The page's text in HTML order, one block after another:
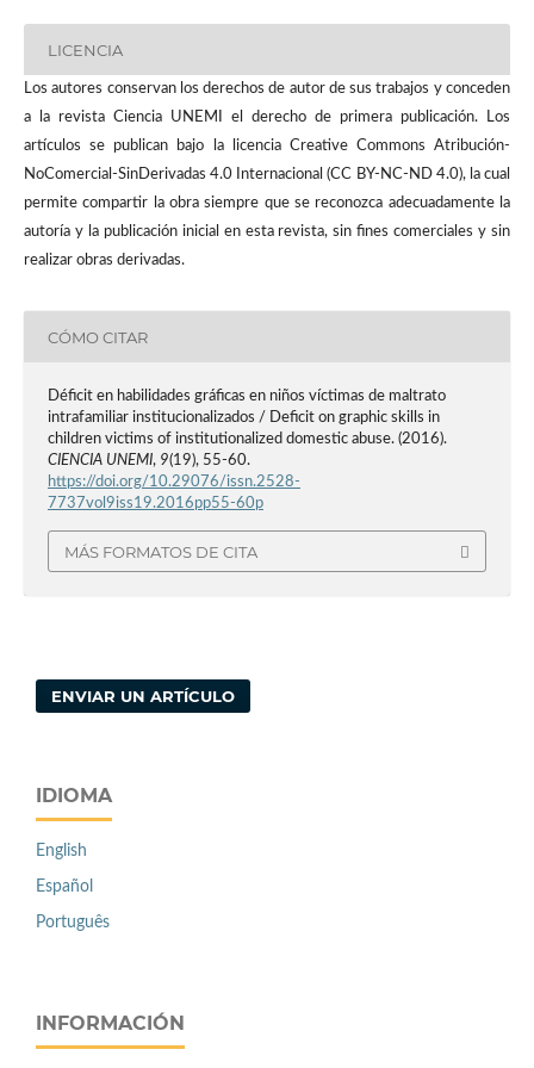
LICENCIA
Los autores conservan los derechos de autor de sus trabajos y conceden
a la revista Ciencia UNEMI el derecho de primera publicación. Los
artículos se publican bajo la licencia Creative Commons Atribución-
NoComercial-SinDerivadas 4.0 Internacional (CC BY-NC-ND 4.0), la cual
permite compartir la obra siempre que se reconozca adecuadamente la
autoría y la publicación inicial en esta revista, sin fines comerciales y sin
realizar obras derivadas.
CÓMO CITAR
Déficit en habilidades gráficas en niños víctimas de maltrato
intrafamiliar institucionalizados / Deficit on graphic skills in
children victims of institutionalized domestic abuse. (2016).
CIENCIA UNEMI, 9(19), 55-60.
https://doi.org/10.29076/issn.2528-
7737vol9iss19.2016pp55-60p
MÁS FORMATOS DE CITA
ENVIAR UN ARTÍCULO
IDIOMA
English
Español
Português
INFORMACIÓN